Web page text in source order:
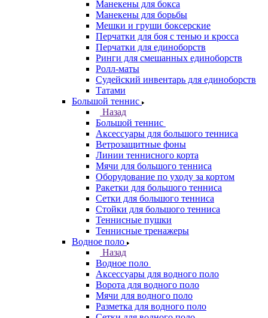
Манекены для бокса
Манекены для борьбы
Мешки и груши боксерские
Перчатки для боя с тенью и кросса
Перчатки для единоборств
Ринги для смешанных единоборств
Ролл-маты
Судейский инвентарь для единоборств
Татами
Большой теннис
Назад
Большой теннис
Аксессуары для большого тенниса
Ветрозащитные фоны
Линии теннисного корта
Мячи для большого тенниса
Оборудование по уходу за кортом
Ракетки для большого тенниса
Сетки для большого тенниса
Стойки для большого тенниса
Теннисные пушки
Теннисные тренажеры
Водное поло
Назад
Водное поло
Аксессуары для водного поло
Ворота для водного поло
Мячи для водного поло
Разметка для водного поло